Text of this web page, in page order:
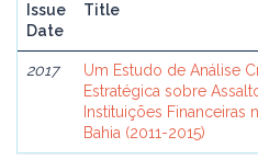
Issue
Date
Title
2017
Um Estudo de Análise
Estratégica sobre
Instituições Financeiras
Bahia (2011-2015)